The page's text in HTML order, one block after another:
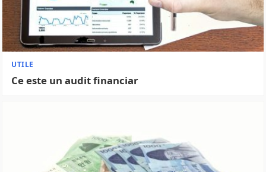
UTILE
Ce este un audit financiar